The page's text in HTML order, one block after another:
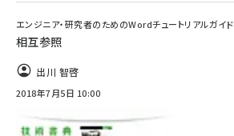
エンジニア・研究者のためのWordチュートリアルガイド
相互参照
出川 智啓
2018年7月5日 10:00